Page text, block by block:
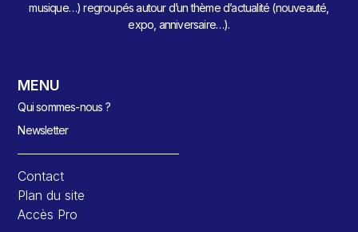
musique…) regroupés autour d’un thème d’actualité (nouveauté,
expo, anniversaire…).
MENU
Qui sommes-nous ?
Newsletter
Contact
Plan du site
Accès Pro